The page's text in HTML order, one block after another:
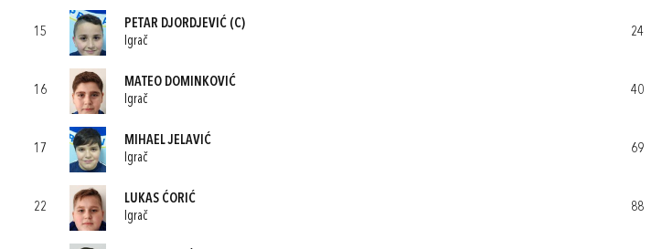
15
PETAR DJORDJEVIĆ (C)
Igrač
16
MATEO DOMINKOVIĆ
Igrač
17
MIHAEL JELAVIĆ
Igrač
22
LUKAS ĆORIĆ
Igrač
24
40
69
88